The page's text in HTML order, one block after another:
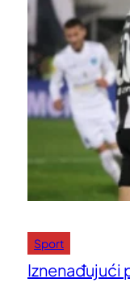
Sport
Iznenađujući